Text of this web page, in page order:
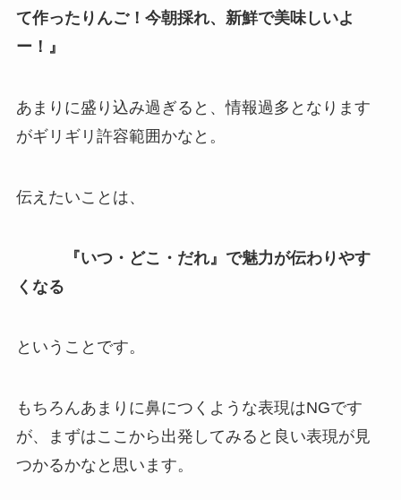
て作ったりんご！今朝採れ、新鮮で美味しいよ
ー！』
あまりに盛り込み過ぎると、情報過多となります
がギリギリ許容範囲かなと。
伝えたいことは、
『いつ・どこ・だれ』で魅力が伝わりやす
くなる
ということです。
もちろんあまりに鼻につくような表現はNGです
が、まずはここから出発してみると良い表現が見
つかるかなと思います。